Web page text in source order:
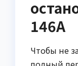
146А
Чтобы не